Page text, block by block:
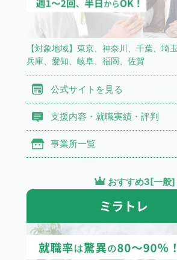
【対象地域】東京、神奈川、千葉、埼
兵庫、愛知、岐阜、福岡、佐賀
公式サイトを見る
支援内容・就職実績・評判
事業所一覧
おすすめ3[一般]